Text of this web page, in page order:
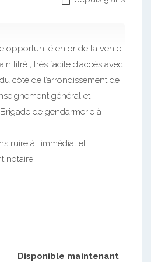
opportunité en or de la vente
titré , très facile d’accès avec
côté de l’arrondissement de
général et
de gendarmerie à
à l’immédiat et
notaire.
Disponible maintenant